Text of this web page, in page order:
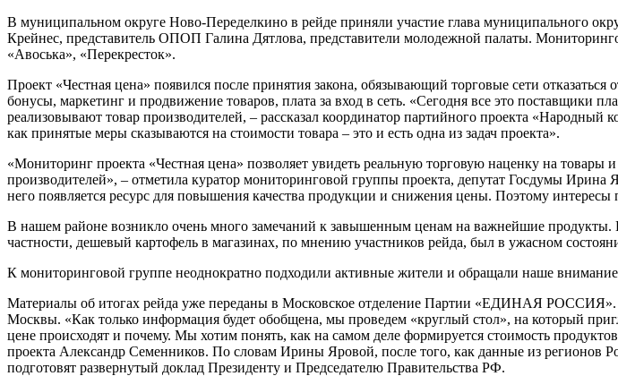
В муниципальном округе Ново-Переделкино в рейде приняли участие глава муниципального
Крейнес, представитель ОПОП Галина Дятлова, представители молодежной палаты.
«Авоська», «Перекресток».
Проект «Честная цена» появился после принятия закона, обязывающий торговые сети
бонусы, маркетинг и продвижение товаров, плата за вход в сеть. «Сегодня все это поставщики
реализовывают товар производителей, – рассказал координатор партийного проекта
как принятые меры сказываются на стоимости товара – это и есть одна из задач проекта».
«Мониторинг проекта «Честная цена» позволяет увидеть реальную торговую наценку на
производителей», – отметила куратор мониторинговой группы проекта, депутат Госдумы
него появляется ресурс для повышения качества продукции и снижения цены. Поэтому
В нашем районе возникло очень много замечаний к завышенным ценам на важнейшие
частности, дешевый картофель в магазинах, по мнению участников рейда, был в ужасном
К мониторинговой группе неоднократно подходили активные жители и обращали наше
Материалы об итогах рейда уже переданы в Московское отделение Партии «ЕДИНАЯ
Москвы. «Как только информация будет обобщена, мы проведем «круглый стол», на который
цене происходят и почему. Мы хотим понять, как на самом деле формируется стоимость
проекта Александр Семенников. По словам Ирины Яровой, после того, как данные из
подготовят развернутый доклад Президенту и Председателю Правительства РФ.